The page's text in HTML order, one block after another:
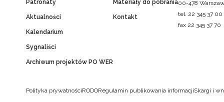
Patronaty
Aktualności
Kalendarium
Sygnaliści
Archiwum projektów PO WER
Materiały do pobrania
Kontakt
00-478
tel. 22 345 37 00
fax 22 345 37 70
Polityka prywatnościRODORegulamin publikowania informacjiSkargi i